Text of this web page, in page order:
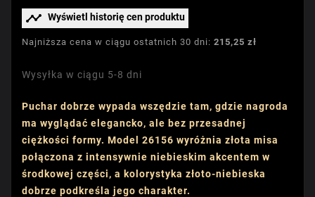
 Wyświetl historię cen produktu
Najniższa cena w ciągu ostatnich 30 dni: 215,25 zł
Wysyłka w ciągu 5-8 dni
Puchar dobrze wypada wszędzie tam, gdzie nagroda
ma wyglądać elegancko, ale bez przesadnej
ciężkości formy. Model 26156 wyróżnia złota misa
połączona z intensywnie niebieskim akcentem w
środkowej części, a kolorystyka złoto-niebieska
dobrze podkreśla jego charakter.